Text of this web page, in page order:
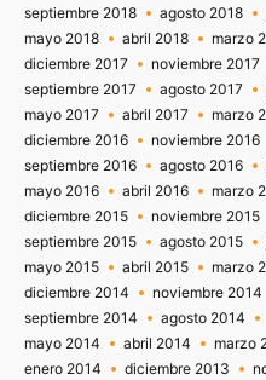
septiembre 2018
agosto 2018
mayo 2018
abril 2018 marzo
diciembre 2017
noviembre 2017
septiembre 2017
agosto 2017
mayo 2017
abril 2017 marzo
diciembre 2016
noviembre 2016
septiembre 2016
agosto 2016
mayo 2016
abril 2016 marzo
diciembre 2015
noviembre 2015
septiembre 2015
agosto 2015
mayo 2015
abril 2015 marzo
diciembre 2014
noviembre 2014
septiembre 2014
agosto 2014
mayo 2014
abril 2014 marzo
enero 2014
diciembre 2013